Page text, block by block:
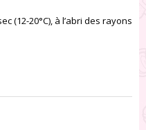
(12-20°C), à l’abri des rayons